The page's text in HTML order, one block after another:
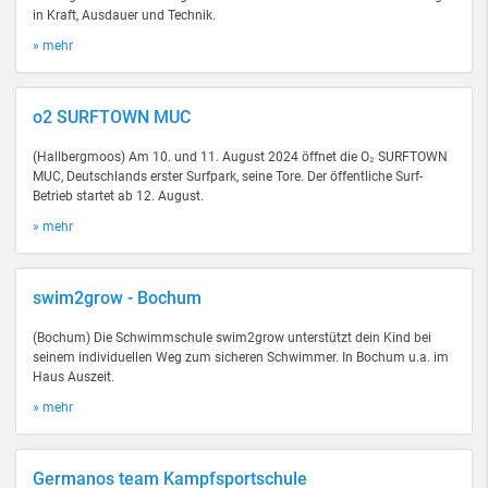
in Kraft, Ausdauer und Technik.
» mehr
o2 SURFTOWN MUC
(Hallbergmoos) Am 10. und 11. August 2024 öffnet die O₂ SURFTOWN
MUC, Deutschlands erster Surfpark, seine Tore. Der öffentliche Surf-
Betrieb startet ab 12. August.
» mehr
swim2grow - Bochum
(Bochum) Die Schwimmschule swim2grow unterstützt dein Kind bei
seinem individuellen Weg zum sicheren Schwimmer. In Bochum u.a. im
Haus Auszeit.
» mehr
Germanos team Kampfsportschule